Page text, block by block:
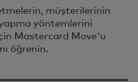
müşterilerinin
yöntemlerini
Mastercard Move'u
öğrenin.